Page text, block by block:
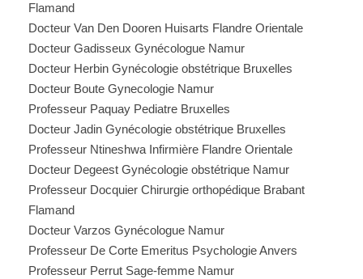
Flamand
Docteur Van Den Dooren Huisarts Flandre Orientale
Docteur Gadisseux Gynécologue Namur
Docteur Herbin Gynécologie obstétrique Bruxelles
Docteur Boute Gynecologie Namur
Professeur Paquay Pediatre Bruxelles
Docteur Jadin Gynécologie obstétrique Bruxelles
Professeur Ntineshwa Infirmière Flandre Orientale
Docteur Degeest Gynécologie obstétrique Namur
Professeur Docquier Chirurgie orthopédique Brabant
Flamand
Docteur Varzos Gynécologue Namur
Professeur De Corte Emeritus Psychologie Anvers
Professeur Perrut Sage-femme Namur